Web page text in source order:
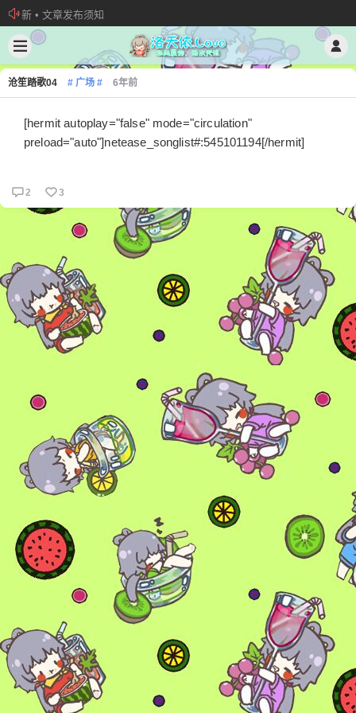
新 • 文章发布须知
欢迎加入“VOCALOID洛天依“QQ群！
加入本站管理团队
沧笙踏歌04 # 广场 # 6年前
[hermit autoplay="false" mode="circulation"
preload="auto"]netease_songlist#:545101194[/hermit]
2 3
您没有权限发布内容，请购买会员或者提升权
限。
6位以上
6位以上
忘记密码？ 找回 登录